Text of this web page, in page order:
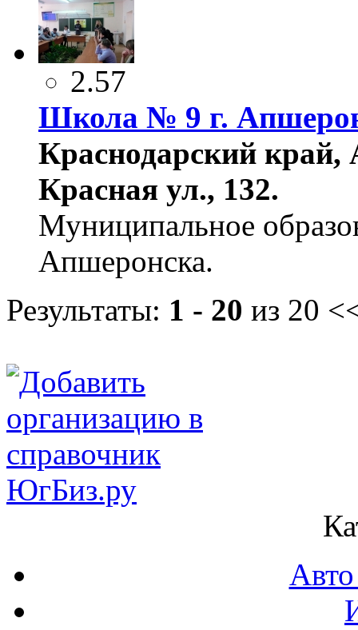
2.57
Школа № 9 г.
Краснодарский
Красная ул., 132.
Муниципальное
Апшеронска.
Результаты: 1 - 20 из 20